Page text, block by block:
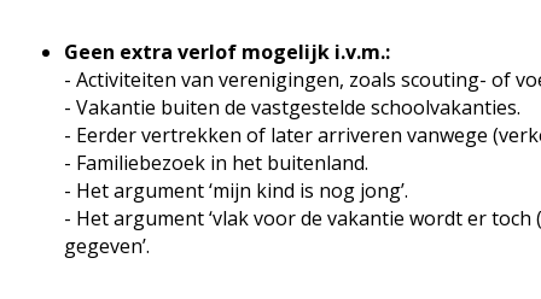
Geen extra verlof mogelijk i.v.m.:
- Activiteiten van verenigingen, zoals scouting- of
- Vakantie buiten de vastgestelde schoolvakanties.
- Eerder vertrekken of later arriveren vanwege
- Familiebezoek in het buitenland.
- Het argument ‘mijn kind is nog jong’.
- Het argument ‘vlak voor de vakantie wordt er toch
gegeven’.